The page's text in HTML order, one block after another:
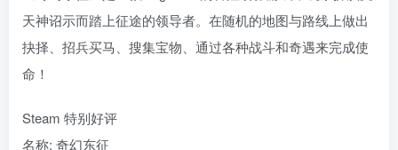
天神诏示而踏上征途的领导者。在随机的地图与路线上做出
抉择、招兵买马、搜集宝物、通过各种战斗和奇遇来完成使
命！
Steam 特别好评
名称: 奇幻东征